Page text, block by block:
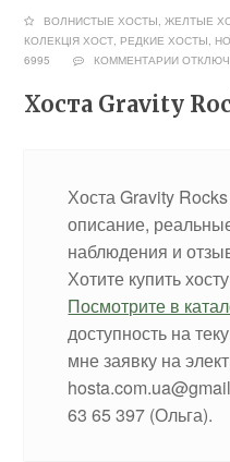
ВОЛНИСТЫЕ ХОСТЫ,ЖЕЛТЫЕ
КОЛЕКЦІЯ ХОСТ, РЕДКИЕ ХОСТЫ,
6995
КОММЕНТАРИИ
Хоста Gravity
Хоста Gravity
описание,
наблюдения и
Хотите купить
Посмотрите в
доступность на
мне заявку на
63 65 397 (Ольга).